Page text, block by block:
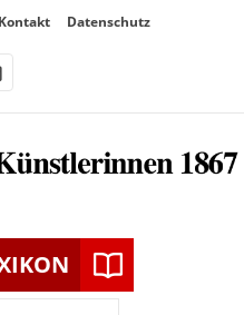
Kontakt Datenschutz